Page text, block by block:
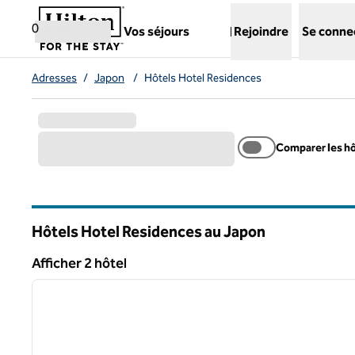
Aller directement au contenu
0
Vos séjours
,ouvre un nouvel onglet
Rejoindre Se
Adresses / Japon / Hôtels Hotel Residences
Comparer les
Hôtels Hotel Residences au Japon
Afficher 2 hôtel
Afficher 2 hôtel
1 sur 12